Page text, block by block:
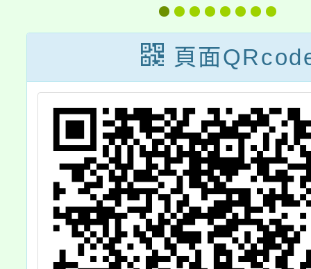
於中
年12
教學
號令
茲檢
本（
文）1
頁面